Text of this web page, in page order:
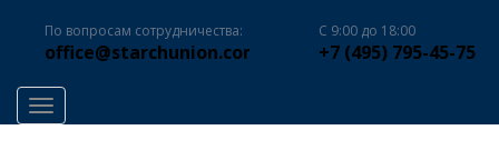
По вопросам сотрудничества:
office@starchunion.com
С 9:00 до 18:00
+7 (495) 795-45-75
Toggle navigation